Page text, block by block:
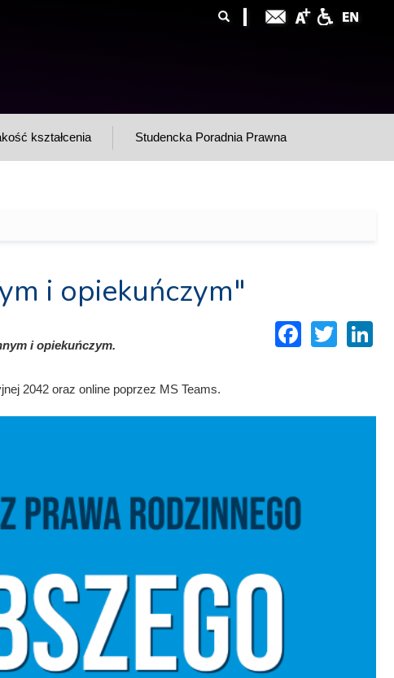
kształcenia Studencka Poradnia Prawna
i opiekuńczym"
i opiekuńczym.
2042 oraz online poprzez MS Teams.